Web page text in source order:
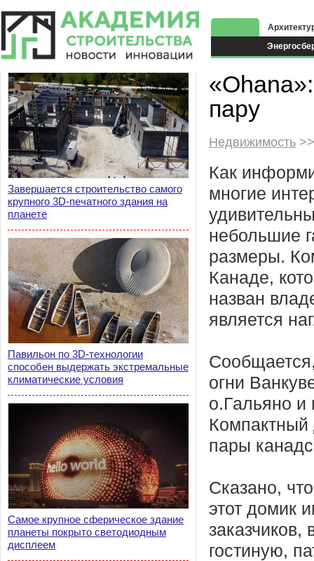
Завершается строительство самого
крупного 3D-печатного здания на
планете
Павильон по 3D-технологии
способен выдержать экстремальные
климатические условия
Самое крупное сферическое здание
планеты покрыто светодиодным
дисплеем
пару
Недвижимость
Как
многие
небольшие
размеры.
Канаде,
назван
является
огни
о.Гальяно и
пары
Сказано,
этот домик
гостиную,